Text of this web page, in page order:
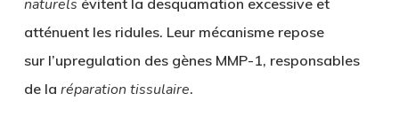
naturels
atténuent les ridules. Leur mécanisme repose
sur l’upregulation des gènes MMP-1, responsables
de la réparation tissulaire.